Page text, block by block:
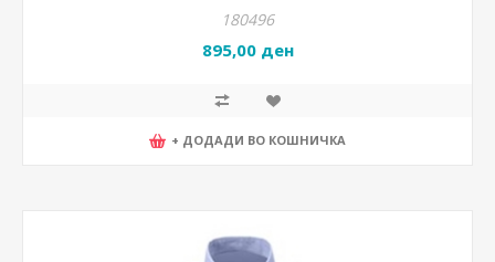
180496
895,00 ден
+ ДОДАДИ ВО КОШНИЧКА